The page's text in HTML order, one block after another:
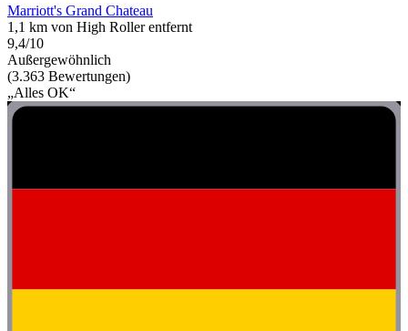
Marriott's Grand Chateau
1,1 km von High Roller entfernt
9,4/10
Außergewöhnlich
(3.363 Bewertungen)
„Alles OK“